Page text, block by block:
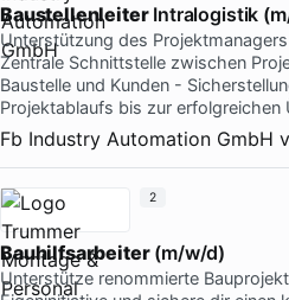
BaustellenleiterIntralogistik
Unterstützung des
Zentrale Schnittstelle zwischen
Baustelle und Kunden -
Projektablaufs bis zur erfolgreichen
Fb Industry Automation GmbH
Bauhilfsarbeiter(m/w/d)
Unterstütze renommierte
2